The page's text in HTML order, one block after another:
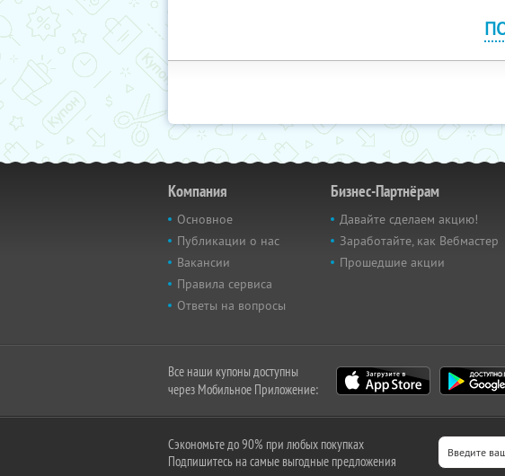
Компания
Основное
Публикации о нас
Вакансии
Правила сервиса
Ответы на вопросы
Бизнес-Партнёрам
Давайте сделаем акцию!
Заработайте, как Вебмастер
Прошедшие акции
Все наши купоны доступны
через Мобильное Приложение:
Сэкономьте до 90% при любых покупках
Подпишитесь на самые выгодные предложения